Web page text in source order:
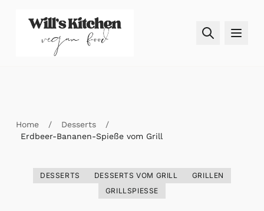
Home / Desserts
/
Erdbeer-Bananen-Spieße vom Grill
DESSERTS DESSERTS VOM GRILL
GRILLEN
GRILLSPIESSE